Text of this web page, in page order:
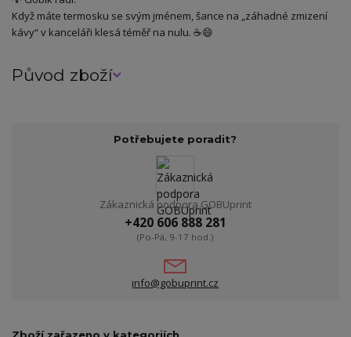
Když máte termosku se svým jménem, šance na „záhadné zmizení
kávy“ v kanceláři klesá téměř na nulu. ☕😄
Původ zboží
Potřebujete poradit?
Zákaznická podpora GOBUprint
+420 606 888 281
(Po-Pá, 9-17 hod.)
info@gobuprint.cz
Zboží zařazeno v kategoriích